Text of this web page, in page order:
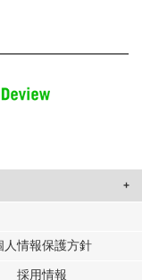
せたコンテンツや広告の
供しています。
人情報保護方針
採用情報